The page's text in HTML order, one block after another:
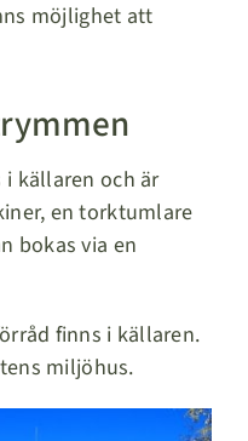
möjlighet att
i källaren och är
en torktumlare
bokas via en
finns i källaren.
miljöhus.